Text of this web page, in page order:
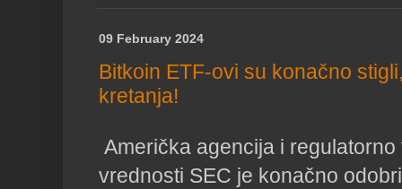
09 February 2024
Bitkoin ETF-ovi su konačno
kretanja!
Američka agencija i
vrednosti SEC je konačno